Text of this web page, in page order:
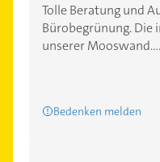
Tolle Beratung und
Bürobegrünung.
unserer
Bedenken melden